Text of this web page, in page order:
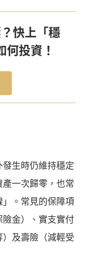
快上「穩
投資！
發生時仍維持穩定
一次歸零，也常
。常見的保障項
險金）、實支實付
及壽險（減輕受